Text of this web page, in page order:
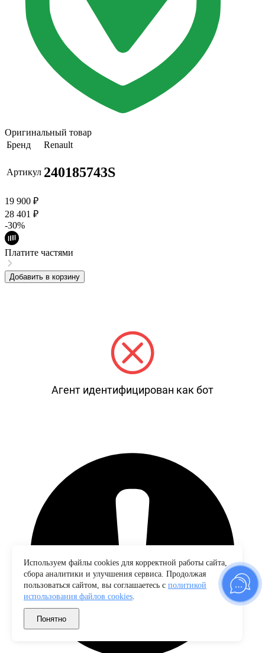
Оригинальный товар
Бренд
Renault
Артикул 240185743S
19 900 ₽
28 401 ₽
-30%
Платите частями
Добавить в корзину
Агент идентифицирован как бот
Используем файлы cookies для корректной работы сайта,
сбора аналитики и улучшения сервиса. Продолжая
пользоваться сайтом, вы соглашаетесь с политикой
использования файлов cookies.
Понятно